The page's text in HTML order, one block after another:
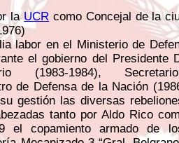
laUCR como Concejal de la
labor en el Ministerio de
el gobierno del Presidente
(1983-1984),
de Defensa de la Nación
gestión las diversas
tanto por Aldo Rico
el copamiento armado de